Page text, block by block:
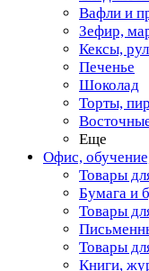
Вафли и
Зефир,
Кексы,
Печенье
Шоколад
Торты,
Еще
Офис,
Товары
Бумага и
Товары
Товары
Книги,